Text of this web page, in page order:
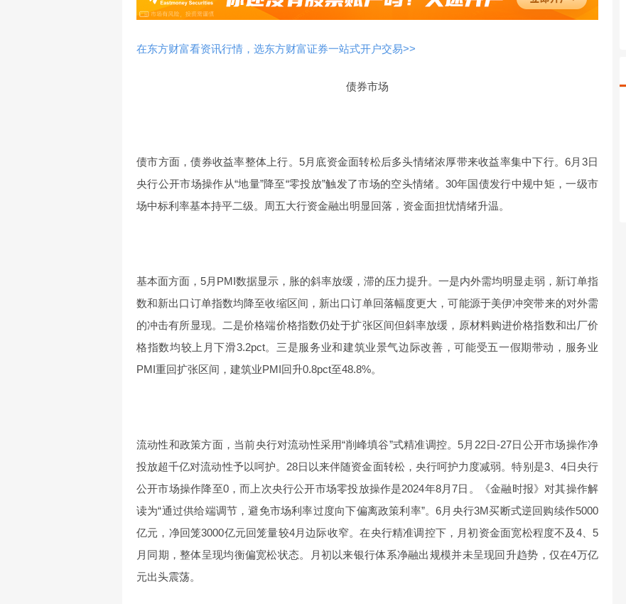
在东方财富看资讯行情，选东方财富证券一站式开户交易>>
债券市场
债市方面，债券收益率整体上行。5月底资金面转松后多头情绪浓厚带来收益率集中下行。6月3日
央行公开市场操作从“地量”降至“零投放”触发了市场的空头情绪。30年国债发行中规中矩，一级市
场中标利率基本持平二级。周五大行资金融出明显回落，资金面担忧情绪升温。
基本面方面，5月PMI数据显示，胀的斜率放缓，滞的压力提升。一是内外需均明显走弱，新订单指
数和新出口订单指数均降至收缩区间，新出口订单回落幅度更大，可能源于美伊冲突带来的对外需
的冲击有所显现。二是价格端价格指数仍处于扩张区间但斜率放缓，原材料购进价格指数和出厂价
格指数均较上月下滑3.2pct。三是服务业和建筑业景气边际改善，可能受五一假期带动，服务业
PMI重回扩张区间，建筑业PMI回升0.8pct至48.8%。
流动性和政策方面，当前央行对流动性采用“削峰填谷”式精准调控。5月22日-27日公开市场操作净
投放超千亿对流动性予以呵护。28日以来伴随资金面转松，央行呵护力度减弱。特别是3、4日央行
公开市场操作降至0，而上次央行公开市场零投放操作是2024年8月7日。《金融时报》对其操作解
读为“通过供给端调节，避免市场利率过度向下偏离政策利率”。6月央行3M买断式逆回购续作5000
亿元，净回笼3000亿元回笼量较4月边际收窄。在央行精准调控下，月初资金面宽松程度不及4、5
月同期，整体呈现均衡偏宽松状态。月初以来银行体系净融出规模并未呈现回升趋势，仅在4万亿
元出头震荡。